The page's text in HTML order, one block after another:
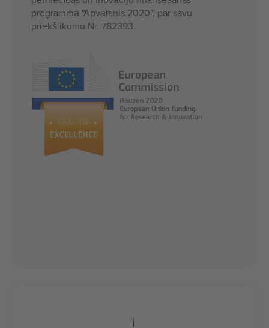
programmā "Apvārsnis 2020", par savu
priekšlikumu Nr. 782393.